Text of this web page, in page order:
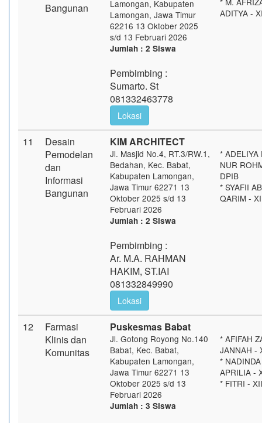
Bangunan
Lamongan, Kabupaten
Lamongan, Jawa Timur
62216 13 Oktober 2025
s/d 13 Februari 2026
Jumlah : 2 Siswa
Pembimbing :
Sumarto. St
081332463778
Lokasi
ADITYA -
11
Desain
Pemodelan
dan
Informasi
Bangunan
KIM ARCHITECT
Jl. Masjid No.4, RT.3/RW.1,
Bedahan, Kec. Babat,
Kabupaten Lamongan,
Jawa Timur 62271 13
Oktober 2025 s/d 13
Februari 2026
Jumlah : 2 Siswa
Pembimbing :
Ar. M.A. RAHMAN
HAKIM, ST.IAI
081332849990
Lokasi
* ADELIYA
NUR
DPIB
* SYAFII
QARIM -
12
Farmasi
Klinis dan
Komunitas
Puskesmas Babat
Jl. Gotong Royong No.140
Babat, Kec. Babat,
Kabupaten Lamongan,
Jawa Timur 62271 13
Oktober 2025 s/d 13
Februari 2026
Jumlah : 3 Siswa
* AFIFAH
JANNAH -
*
APRILIA -
* FITRI -